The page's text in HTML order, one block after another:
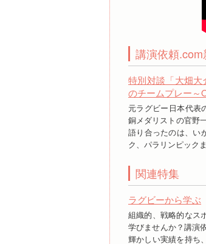
講演依頼.com
特別対談「大畑
のチームプレー～
元ラグビー日本代表
銅メダリストの官野
語り合ったのは、い
ク、パラリンピック
関連特集
ラグビーから学ぶ
組織的、戦略的なス
学びませんか？講演
輝かしい実績を持ち